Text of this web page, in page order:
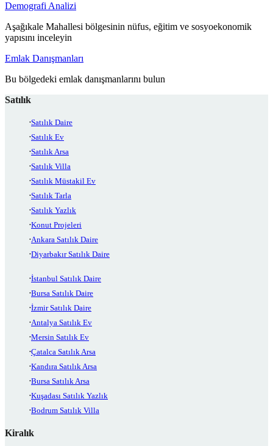
Demografi Analizi
Aşağıkale Mahallesi bölgesinin nüfus, eğitim ve sosyoekonomik
yapısını inceleyin
Emlak Danışmanları
Bu bölgedeki emlak danışmanlarını bulun
Satılık
Satılık Daire
Satılık Ev
Satılık Arsa
Satılık Villa
Satılık Müstakil Ev
Satılık Tarla
Satılık Yazlık
Konut Projeleri
Ankara Satılık Daire
Diyarbakır Satılık Daire
İstanbul Satılık Daire
Bursa Satılık Daire
İzmir Satılık Daire
Antalya Satılık Ev
Mersin Satılık Ev
Çatalca Satılık Arsa
Kandıra Satılık Arsa
Bursa Satılık Arsa
Kuşadası Satılık Yazlık
Bodrum Satılık Villa
Kiralık